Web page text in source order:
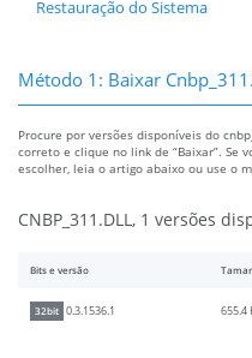
Restauração do Sistema
Método 1: Baixar
Procure por versões disponíveis do
correto e clique no link de “Baixar”. Se
escolher, leia o artigo abaixo ou use o
CNBP_311.DLL, 1 versões
Bits e versão
32bit 0.3.1536.1 655.4